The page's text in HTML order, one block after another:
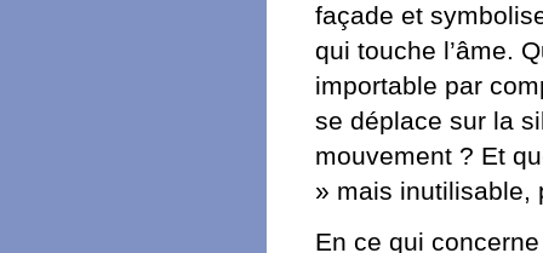
façade et
qui touche l’âme.
importable par
se déplace sur la
mouvement ? Et
» mais inutilisable,
En ce qui